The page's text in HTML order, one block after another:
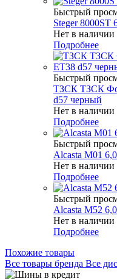
Быстрый
Steger 8000ST
Нет в наличии
Подробнее
Быстрый
ТЗСК ТЗСК
d57 черный
Нет в наличии
Подробнее
Быстрый
Alcasta M01
Нет в наличии
Подробнее
Быстрый
Alcasta M52
Нет в наличии
Подробнее
Похожие товары
Все товары бренда Все